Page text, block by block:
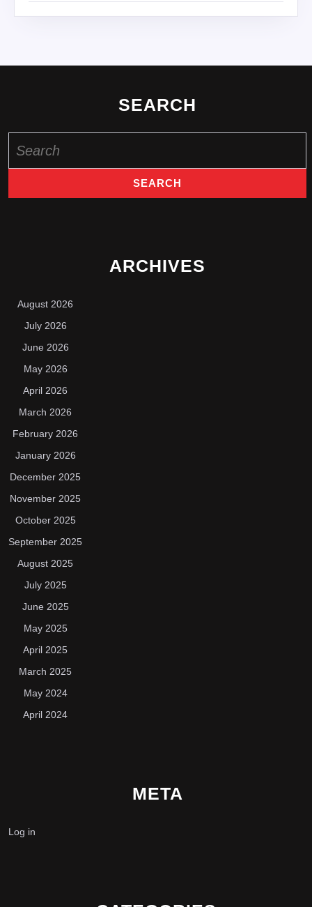
SEARCH
for:
ARCHIVES
August 2026
July 2026
June 2026
May 2026
April 2026
March 2026
February 2026
January 2026
December 2025
November 2025
October 2025
September 2025
August 2025
July 2025
June 2025
May 2025
April 2025
March 2025
May 2024
April 2024
META
Log in